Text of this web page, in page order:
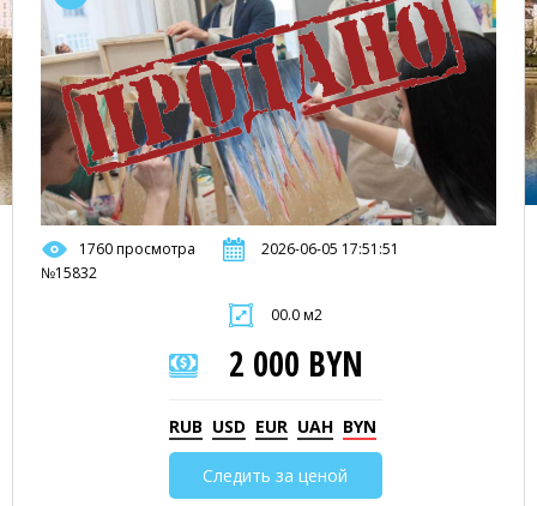
1760 просмотра
2026-06-05 17:51:51
№15832
00.0 м2
2 000 BYN
RUB USD EUR UAH BYN
Следить за ценой